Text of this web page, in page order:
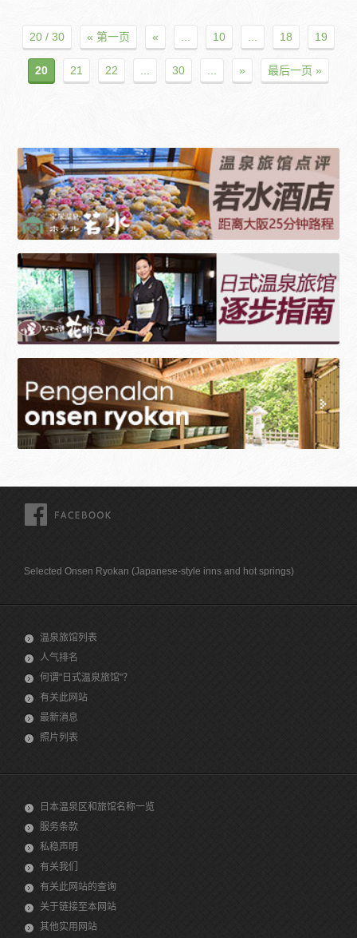
20 / 30 « 第一页 « ... 10 ... 18 19
20 21 22 ... 30 ... » 最后一页 »
Selected Onsen Ryokan (Japanese-style inns and hot springs)
温泉旅馆列表
人气排名
何谓"日式温泉旅馆"？
有关此网站
最新消息
照片列表
日本温泉区和旅馆名称一览
服务条款
私稳声明
有关我们
有关此网站的查询
关于链接至本网站
其他实用网站